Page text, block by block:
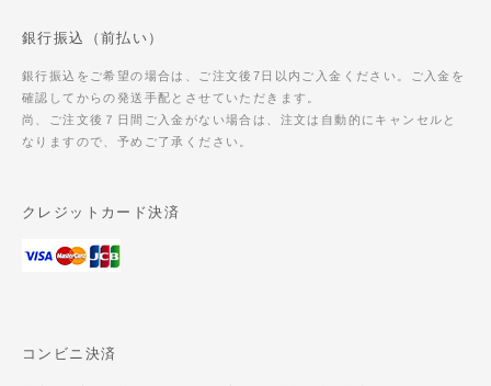
銀行振込（前払い）
銀行振込をご希望の場合は、ご注文後7日以内ご入金ください。ご入金を
確認してからの発送手配とさせていただきます。
尚、ご注文後７日間ご入金がない場合は、注文は自動的にキャンセルと
なりますので、予めご了承ください。
クレジットカード決済
コンビニ決済